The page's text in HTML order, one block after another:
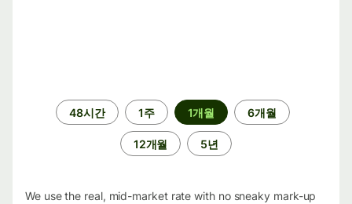
48시간 1주 1개월 6개월
12개월 5년
We use the real, mid-market rate with no sneaky mark-up